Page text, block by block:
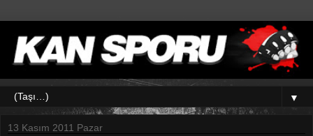
▼
13 Kasım 2011 Pazar